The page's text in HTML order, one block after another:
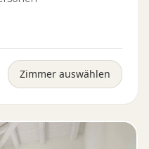
Zimmer auswählen